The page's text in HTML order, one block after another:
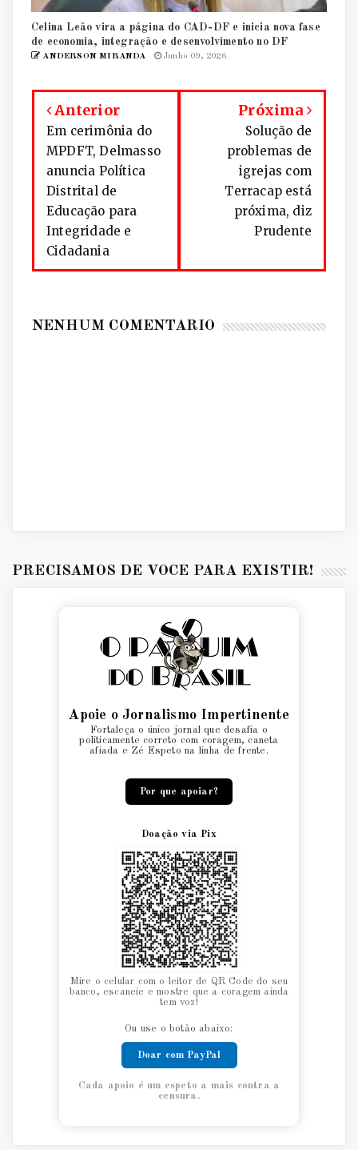
Celina Leão vira a página do CAD-DF e inicia nova fase
de economia, integração e desenvolvimento no DF
ANDERSON MIRANDA Junho 09, 2026
Anterior
Em cerimônia do
MPDFT, Delmasso
anuncia Política
Distrital de
Educação para
Integridade e
Cidadania
Próxima
Solução de
problemas de
igrejas com
Terracap está
próxima, diz
Prudente
NENHUM COMENTÁRIO
PRECISAMOS DE VOCÊ PARA EXISTIR!
Apoie o Jornalismo Impertinente
Fortaleça o único jornal que desafia o
politicamente correto com coragem, caneta
afiada e Zé Espeto na linha de frente.
Por que apoiar?
Doação via Pix
Mire o celular com o leitor de QR Code do seu
banco, escaneie e mostre que a coragem ainda
tem voz!
Ou use o botão abaixo:
Doar com PayPal
Cada apoio é um espeto a mais contra a
censura.